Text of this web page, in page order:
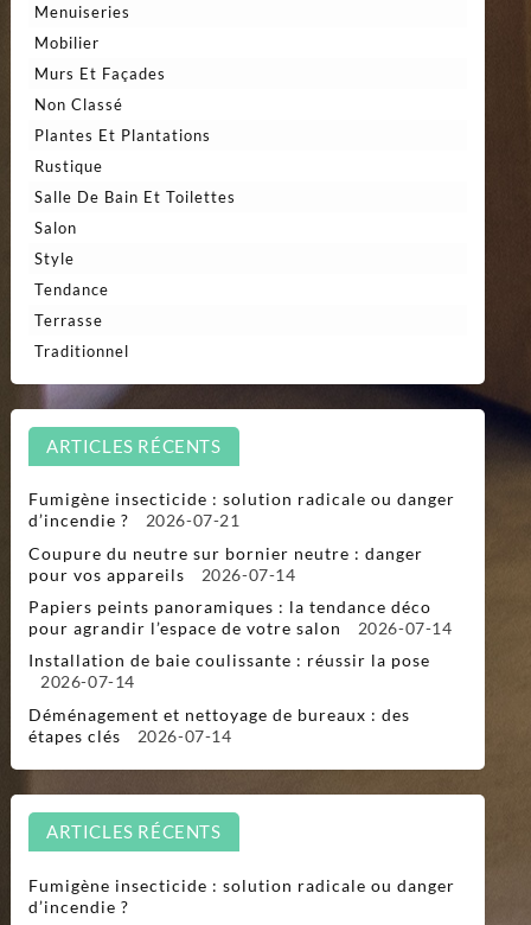
Menuiseries
Mobilier
Murs Et Façades
Non Classé
Plantes Et Plantations
Rustique
Salle De Bain Et Toilettes
Salon
Style
Tendance
Terrasse
Traditionnel
ARTICLES RÉCENTS
Fumigène insecticide : solution radicale ou danger
d’incendie ?
2026-07-21
Coupure du neutre sur bornier neutre : danger
pour vos appareils
2026-07-14
Papiers peints panoramiques : la tendance déco
pour agrandir l’espace de votre salon
2026-07-14
Installation de baie coulissante : réussir la pose
2026-07-14
Déménagement et nettoyage de bureaux : des
étapes clés
2026-07-14
ARTICLES RÉCENTS
Fumigène insecticide : solution radicale ou danger
d’incendie ?